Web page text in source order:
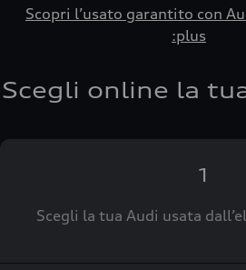
Scopri l’usato garantito con
:plus
Scegli online la
1
Scegli la tua Audi usata